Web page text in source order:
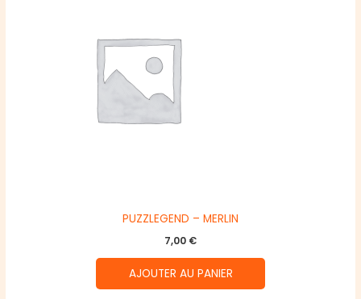
PUZZLEGEND – MERLIN
7,00 €
AJOUTER AU PANIER